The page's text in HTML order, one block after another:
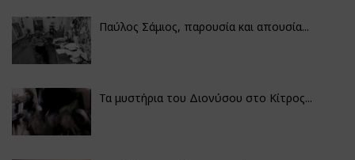
Παύλος Σάμιος, παρουσία και απουσία...
Τα μυστήρια του Διονύσου στο Κίτρος...